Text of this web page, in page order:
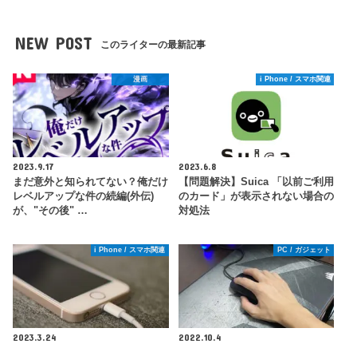
NEW POST このライターの最新記事
漫画
2023.9.17
まだ意外と知られてない？俺だけ
レベルアップな件の続編(外伝)
が、"その後" …
i Phone / スマホ関連
2023.6.8
【問題解決】Suica 「以前ご利用
のカード」が表示されない場合の
対処法
i Phone / スマホ関連
2023.3.24
PC / ガジェット
2022.10.4